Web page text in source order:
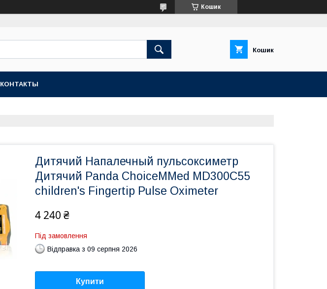
Кошик
Кошик
КОНТАКТЫ
Дитячий Напалечный пульсоксиметр
Дитячий Panda ChoiceMMed MD300C55
children's Fingertip Pulse Oximeter
4 240 ₴
Під замовлення
Відправка з 09 серпня 2026
Купити